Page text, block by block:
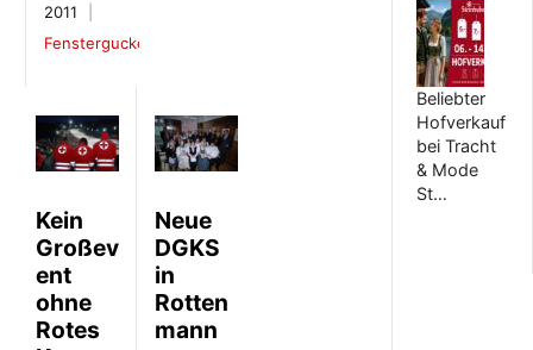
2011
Fenstergucker
Kein
Großev
ent
ohne
Rotes
Neue
DGKS
in
Rotten
mann
Beliebter
Hofverkauf
bei Tracht
& Mode
St…